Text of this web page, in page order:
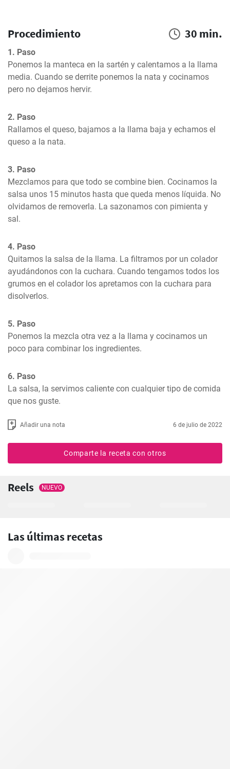
Procedimiento 30 min.
1. Paso
Ponemos la manteca en la sartén y calentamos a la llama
media. Cuando se derrite ponemos la nata y cocinamos
pero no dejamos hervir.
2. Paso
Rallamos el queso, bajamos a la llama baja y echamos el
queso a la nata.
3. Paso
Mezclamos para que todo se combine bien. Cocinamos la
salsa unos 15 minutos hasta que queda menos líquida. No
olvidamos de removerla. La sazonamos con pimienta y
sal.
4. Paso
Quitamos la salsa de la llama. La filtramos por un colador
ayudándonos con la cuchara. Cuando tengamos todos los
grumos en el colador los apretamos con la cuchara para
disolverlos.
5. Paso
Ponemos la mezcla otra vez a la llama y cocinamos un
poco para combinar los ingredientes.
6. Paso
La salsa, la servimos caliente con cualquier tipo de comida
que nos guste.
Añadir una nota 6 de julio de 2022
Comparte la receta con otros
Reels NUEVO
Las últimas recetas